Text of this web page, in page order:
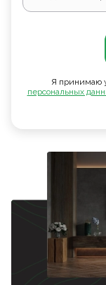
Я принимаю
персональных